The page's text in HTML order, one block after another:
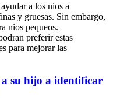
a los nios a
y gruesas. Sin embargo,
nios pequeos.
preferir estas
para mejorar las
su hijo a identificar